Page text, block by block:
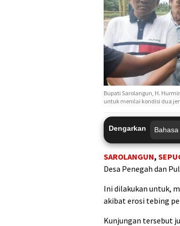
Bupati Sarolangun, H.
untuk menilai kondisi dua
Dengarkan
SAROLANGUN,
Desa Penegah dan
Ini dilakukan untuk,
akibat erosi tebing
Kunjungan tersebut